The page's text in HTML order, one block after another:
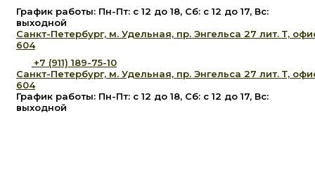
График работы: Пн-Пт: с 12 до 18, Сб: с 12 до 17, Вс:
выходной
Санкт-Петербург, м. Удельная, пр. Энгельса 27 лит. Т,
604
+7 (911) 189-75-10
Санкт-Петербург, м. Удельная, пр. Энгельса 27 лит. Т,
604
График работы: Пн-Пт: с 12 до 18, Сб: с 12 до 17, Вс:
выходной